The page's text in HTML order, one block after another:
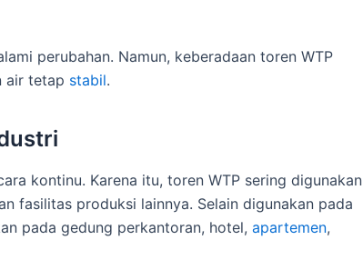
perubahan. Namun, keberadaan toren WTP
air tetap stabil.
kontinu. Karena itu, toren WTP sering digunakan
fasilitas produksi lainnya. Selain digunakan pada
pada gedung perkantoran, hotel, apartemen,